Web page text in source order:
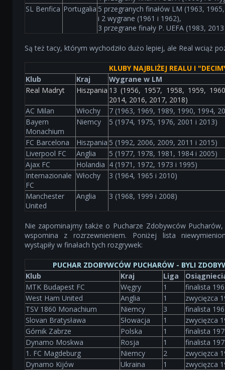
SL Benfica Portugalia 5 przegranych finałów LM (1963,
i 2 wygrane (1961 i 1962),
3 przegrane finały P. UEFA (1983,
Są też tacy, którym wychodziło dużo lepiej, ale Real wciąż
KLUBY NAJBLIŻEJ REALU I
Klub
Kraj
Wygrane w LM
Real Madryt
Hiszpania 13 (1956, 1957, 1958, 1959,
2014, 2016, 2017, 2018)
AC Milan
Włochy
7 (1963, 1969, 1989, 1990, 1994,
Bayern
Monachium
Niemcy 5 (1974, 1975, 1976, 2001 i 2013)
FC Barcelona Hiszpania 5 (1992, 2006, 2009, 2011 i 2015)
Liverpool FC
Anglia
5 (1977, 1978, 1981, 1984 i 2005)
Ajax FC
Holandia 4 (1971, 1972, 1973 i 1995)
Internazionale
FC
Włochy 3 (1964, 1965 i 2010)
Manchester
United
Anglia 3 (1968, 1999 i 2008)
Nie zapominajmy także o Pucharze Zdobywców
wspomina z rozrzewnieniem. Poniżej lista
wystąpiły w finałach tych rozgrywek:
PUCHAR ZDOBYWCÓW PUCHARÓW - BYLI
Klub
Kraj Liga
MTK Budapest FC
Węgry 1
finalista
West Ham United
Anglia 1
zwycięzca
TSV 1860 Monachium
Niemcy 3
finalista
Slovan Bratysława
Słowacja 1
zwycięzca
Górnik Zabrze
Polska 1
finalista
Dynamo Moskwa
Rosja 1
finalista
1. FC Magdeburg
Niemcy 2
zwycięzca
Dynamo Kijów
Ukraina 1
zwycięzca